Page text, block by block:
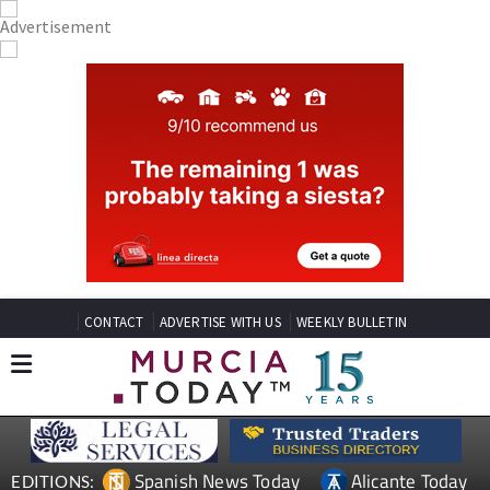
CONTACT ADVERTISE WITH US WEEKLY BULLETIN
EDITIONS: Spanish News Today Alicante Today